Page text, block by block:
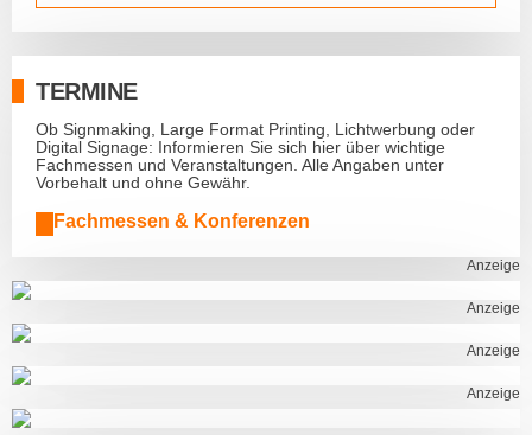
TERMINE
Ob Signmaking, Large Format Printing, Lichtwerbung oder
Digital Signage: Informieren Sie sich hier über wichtige
Fachmessen und Veranstaltungen. Alle Angaben unter
Vorbehalt und ohne Gewähr.
Fachmessen & Konferenzen
Anzeige
Anzeige
Anzeige
Anzeige